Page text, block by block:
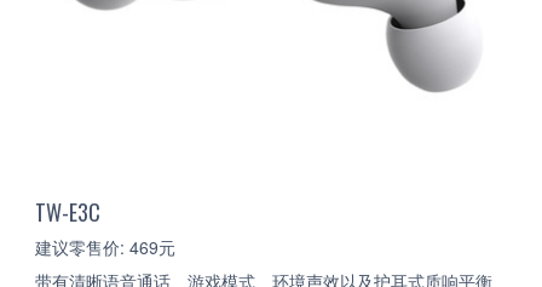
TW-E3C
建议零售价: 469元
带有清晰语音通话、游戏模式、环境声效以及护耳式质响平衡